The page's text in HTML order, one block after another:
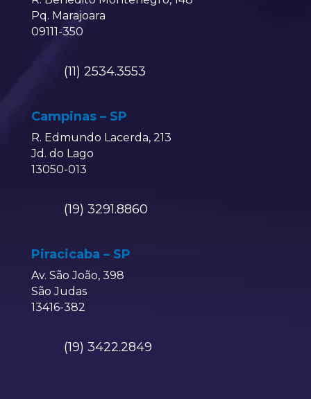
Pq. Marajoara
09111-350
(11) 2534.3553
Campinas – SP
R. Edmundo Lacerda, 213
Jd. do Lago
13050-013
(19) 3291.8860
Piracicaba – SP
Av. São João, 398
São Judas
13416-382
(19) 3422.2849